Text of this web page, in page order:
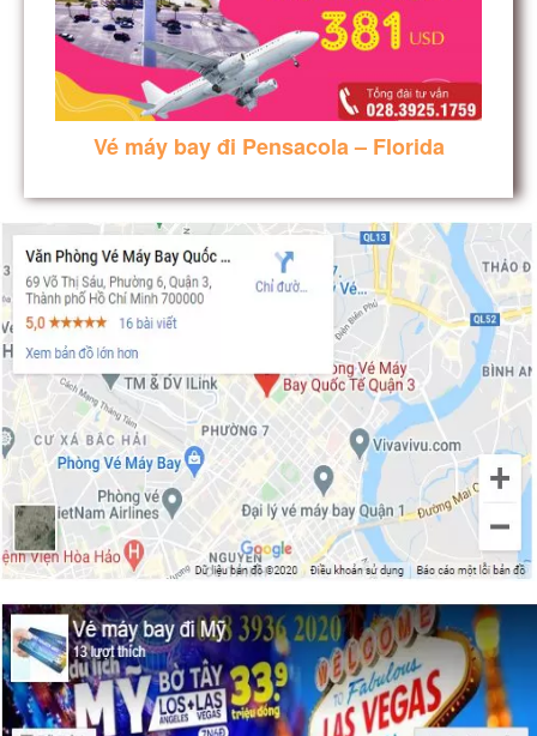
Vé máy bay đi Pensacola – Florida
vé máy bay đi Vail – Colorado